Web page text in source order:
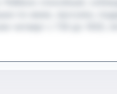
МЦД Курьяново (5 минут
будет